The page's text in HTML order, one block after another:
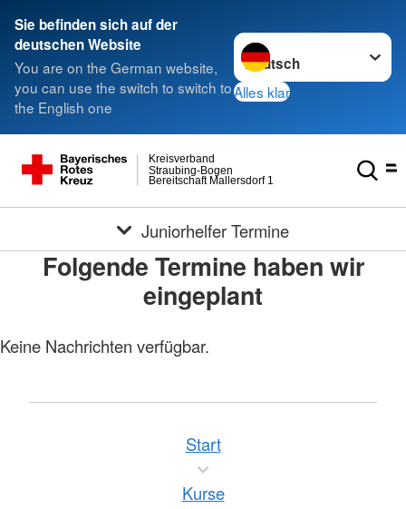
Sie befinden sich auf der
deutschen Website
You are on the German website,
you can use the switch to switch to
the English one
Sprache wechseln zu
Alles klar
Bereitschaft Mallersdorf 1
Straubing-Bogen
Kreisverband
Juniorhelfer Termine
Folgende Termine haben wir
eingeplant
Keine Nachrichten verfügbar.
Start
Kurse